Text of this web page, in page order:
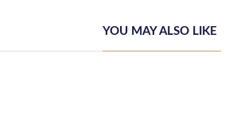
YOU MAY ALSO LIKE